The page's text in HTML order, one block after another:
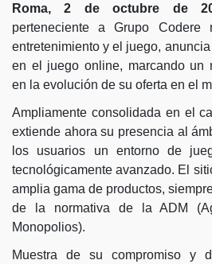
Roma, 2 de octubre de
perteneciente a Grupo Codere
entretenimiento y el juego,
en el juego online, marcando un
en la evolución de su oferta en el
Ampliamente consolidada en el
extiende ahora su presencia al
los usuarios un entorno de
tecnológicamente avanzado. El
amplia gama de productos,
de la normativa de la ADM
Monopolios).
Muestra de su compromiso y